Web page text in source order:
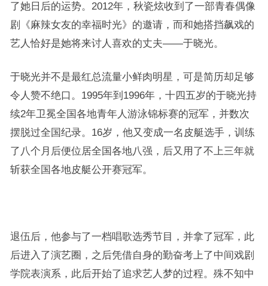
了她日后的运势。2012年，秋瓷炫收到了一部青春偶像
剧《麻辣女友的幸福时光》的邀请，而和她搭挡飙戏的
艺人恰好是她将来讨人喜欢的丈夫——于晓光。
于晓光并不是最红总流量小鲜肉明星，可是简历却足够
令人赞不绝口。1995年到1996年，十四五岁的于晓光持
续2年卫冕全国各地青年人游泳锦标赛的冠军，并数次
摆脱过全国纪录。16岁，他又变成一名皮艇选手，训练
了八个月后便位居全国各地八强，后又用了不上三年就
斩获全国各地皮艇公开赛冠军。
退伍后，他参与了一档唱歌选秀节目，并拿了冠军，此
后进入了演艺圈，之后凭借自身的勤奋考上了中间戏剧
学院表演系，此后开始了追求艺人梦的过程。殊不知中